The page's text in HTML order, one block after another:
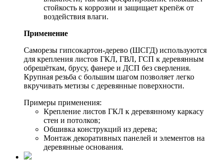
стойкость к коррозии и защищает крепёж от
воздействия влаги.
Применение
Саморезы гипсокартон-дерево (ШСГД) используются
для крепления листов ГКЛ, ГВЛ, ГСП к деревянным
обрешёткам, брусу, фанере и ДСП без сверления.
Крупная резьба с большим шагом позволяет легко
вкручивать метизы с деревянные поверхности.
Примеры применения:
Крепление листов ГКЛ к деревянному каркасу
стен и потолков;
Обшивка конструкций из дерева;
Монтаж декоративных панелей и элементов на
деревянные основания.